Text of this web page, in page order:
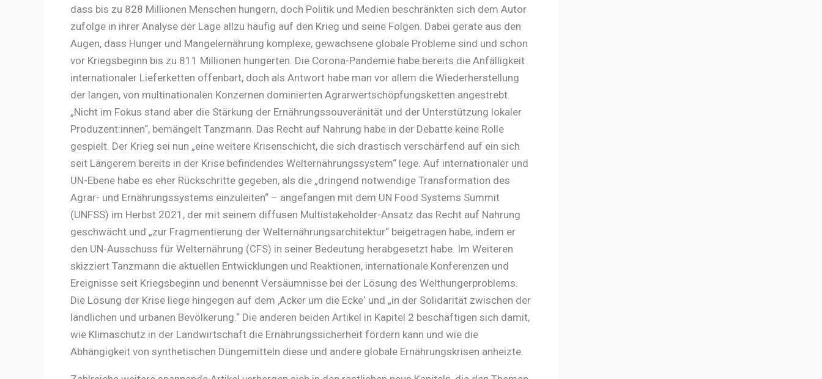
dass bis zu 828 Millionen Menschen hungern, doch Politik und Medien beschränkten sich dem Autor
zufolge in ihrer Analyse der Lage allzu häufig auf den Krieg und seine Folgen. Dabei gerate aus den
Augen, dass Hunger und Mangelernährung komplexe, gewachsene globale Probleme sind und schon
vor Kriegsbeginn bis zu 811 Millionen hungerten. Die Corona-Pandemie habe bereits die Anfälligkeit
internationaler Lieferketten offenbart, doch als Antwort habe man vor allem die Wiederherstellung
der langen, von multinationalen Konzernen dominierten Agrarwertschöpfungsketten angestrebt.
„Nicht im Fokus stand aber die Stärkung der Ernährungssouveränität und der Unterstützung lokaler
Produzent:innen“, bemängelt Tanzmann. Das Recht auf Nahrung habe in der Debatte keine Rolle
gespielt. Der Krieg sei nun „eine weitere Krisenschicht, die sich drastisch verschärfend auf ein sich
seit Längerem bereits in der Krise befindendes Welternährungssystem“ lege. Auf internationaler und
UN-Ebene habe es eher Rückschritte gegeben, als die „dringend notwendige Transformation des
Agrar- und Ernährungssystems einzuleiten“ – angefangen mit dem UN Food Systems Summit
(UNFSS) im Herbst 2021, der mit seinem diffusen Multistakeholder-Ansatz das Recht auf Nahrung
geschwächt und „zur Fragmentierung der Welternährungsarchitektur“ beigetragen habe, indem er
den UN-Ausschuss für Welternährung (CFS) in seiner Bedeutung herabgesetzt habe. Im Weiteren
skizziert Tanzmann die aktuellen Entwicklungen und Reaktionen, internationale Konferenzen und
Ereignisse seit Kriegsbeginn und benennt Versäumnisse bei der Lösung des Welthungerproblems.
Die Lösung der Krise liege hingegen auf dem ‚Acker um die Ecke‘ und „in der Solidarität zwischen der
ländlichen und urbanen Bevölkerung.“ Die anderen beiden Artikel in Kapitel 2 beschäftigen sich damit,
wie Klimaschutz in der Landwirtschaft die Ernährungssicherheit fördern kann und wie die
Abhängigkeit von synthetischen Düngemitteln diese und andere globale Ernährungskrisen anheizte.